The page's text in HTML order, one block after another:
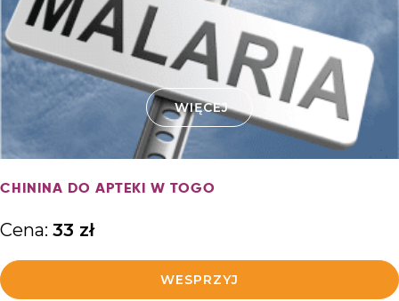
WIĘCEJ
CHININA DO APTEKI W TOGO
Cena: 33 zł
WESPRZYJ